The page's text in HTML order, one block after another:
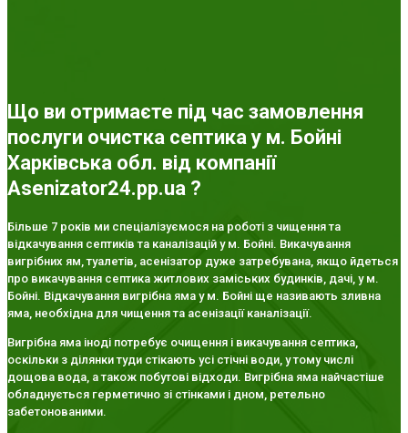
Що ви отримаєте під час замовлення
послуги очистка септика у м. Бойні
Харківська обл. від компанії
Asenizator24.pp.ua ?
Більше 7 років ми спеціалізуємося на роботі з чищення та
відкачування септиків та каналізацій у м. Бойні. Викачування
вигрібних ям, туалетів, асенізатор дуже затребувана, якщо йдеться
про викачування септика житлових заміських будинків, дачі, у м.
Бойні. Відкачування вигрібна яма у м. Бойні ще називають зливна
яма, необхідна для чищення та асенізації каналізації.
Вигрібна яма іноді потребує очищення і викачування септика,
оскільки з ділянки туди стікають усі стічні води, у тому числі
дощова вода, а також побутові відходи. Вигрібна яма найчастіше
обладнується герметично зі стінками і дном, ретельно
забетонованими.